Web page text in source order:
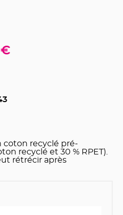
€
coton recyclé pré-
recyclé et 30 % RPET).
rétrécir après